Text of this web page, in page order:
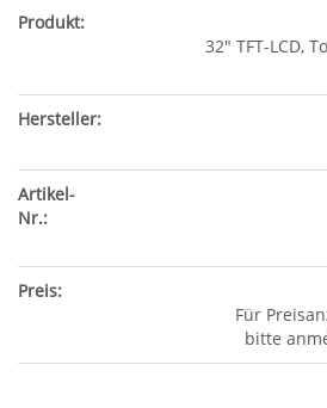
32" TFT-LCD,
Für
bitte